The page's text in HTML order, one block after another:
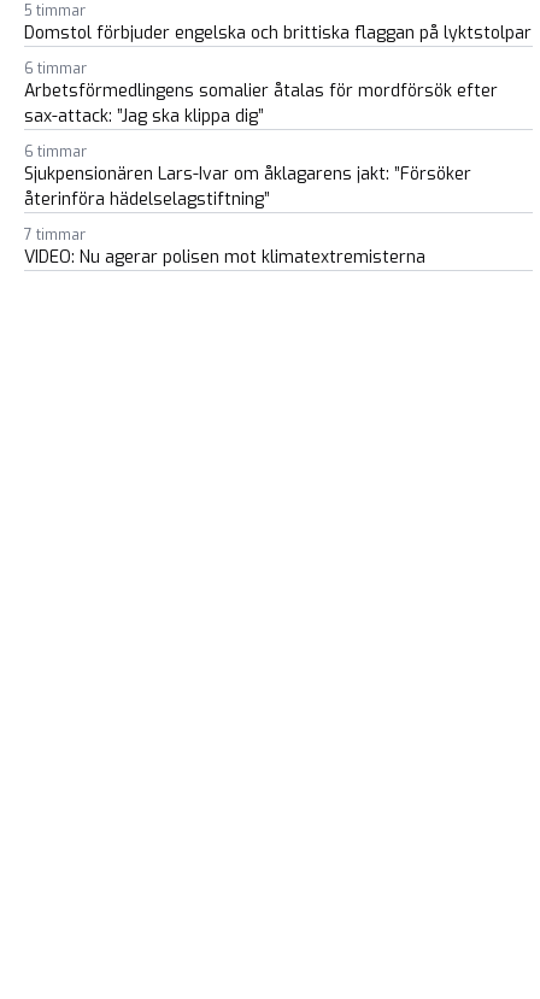
5 timmar
Domstol förbjuder engelska och brittiska flaggan på lyktstolpar
6 timmar
Arbetsförmedlingens somalier åtalas för mordförsök efter
sax-attack: ”Jag ska klippa dig”
6 timmar
Sjukpensionären Lars-Ivar om åklagarens jakt: ”Försöker
återinföra hädelselagstiftning”
7 timmar
VIDEO: Nu agerar polisen mot klimatextremisterna